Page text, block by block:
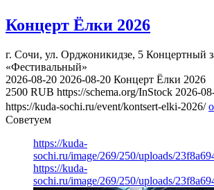
Концерт Ёлки 2026
г. Сочи, ул. Орджоникидзе, 5 Концертный
«Фестивальный»
2026-08-20 2026-08-20 Концерт Ёлки 2026
2500 RUB https://schema.org/InStock 2026-
https://kuda-sochi.ru/event/kontsert-elki-2026/
Советуем
https://kuda-
sochi.ru/image/269/250/uploads/
https://kuda-
sochi.ru/image/269/250/uploads/